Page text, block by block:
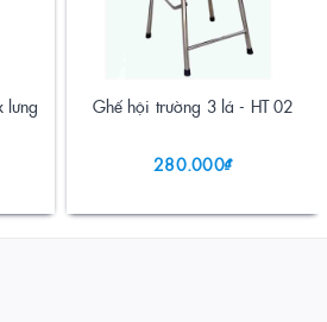
lưng
Ghế hội trường 3 lá - HT 02
280.000₫